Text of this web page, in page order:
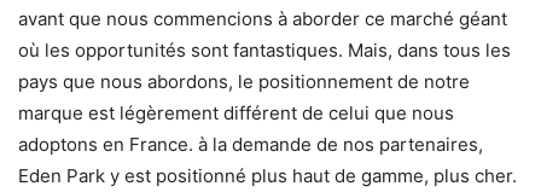
avant que nous commencions à aborder ce marché géant
où les opportunités sont fantastiques. Mais, dans tous les
pays que nous abordons, le positionnement de notre
marque est légèrement différent de celui que nous
adoptons en France. à la demande de nos partenaires,
Eden Park y est positionné plus haut de gamme, plus cher.